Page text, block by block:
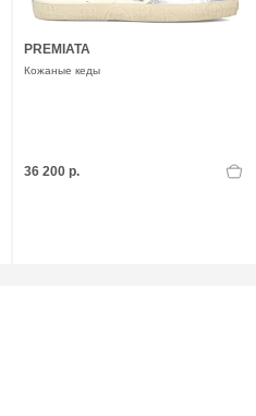
PREMIATA
Кожаные кеды
36 200 р.